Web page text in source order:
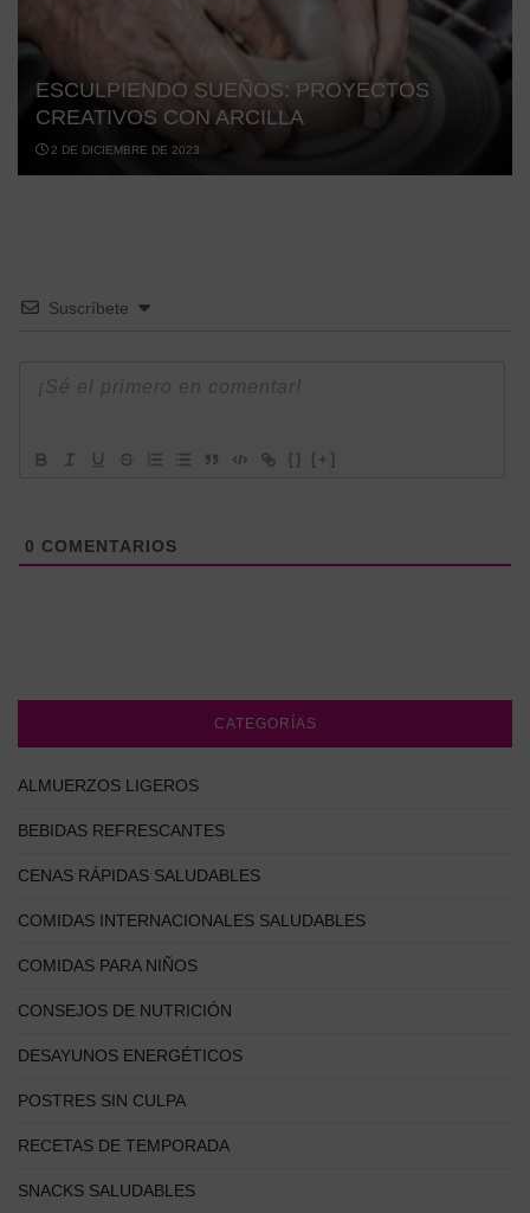
ESCULPIENDO SUEÑOS: PROYECTOS
CREATIVOS CON ARCILLA
2 DE DICIEMBRE DE 2023
Suscríbete
{} [+]
0 COMENTARIOS
CATEGORÍAS
ALMUERZOS LIGEROS
BEBIDAS REFRESCANTES
CENAS RÁPIDAS SALUDABLES
COMIDAS INTERNACIONALES SALUDABLES
COMIDAS PARA NIÑOS
CONSEJOS DE NUTRICIÓN
DESAYUNOS ENERGÉTICOS
POSTRES SIN CULPA
RECETAS DE TEMPORADA
SNACKS SALUDABLES